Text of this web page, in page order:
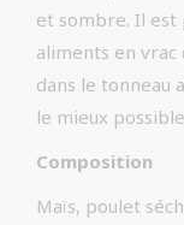
et sombre. Il
aliments en vrac
dans le tonneau
le mieux
Composition
Maïs, poulet